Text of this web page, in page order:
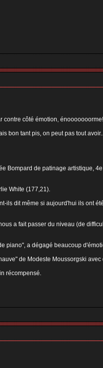
côté émotion,
bon tant pis, on peut pas tout
Bompard de patinage artistique,
White (177,21).
ils dit même si aujourd'hui ils ont
a fait passer du niveau (de
piano", a dégagé beaucoup
de Modeste Moussorgski
récompensé.